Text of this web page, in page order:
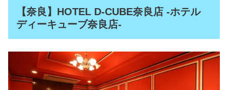
【奈良】HOTEL D-CUBE奈良店 -ホテル
ディーキューブ奈良店-